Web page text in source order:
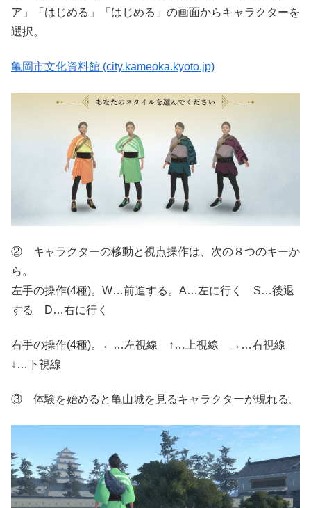
ア」「はじめる」「はじめる」の画面からキャラクターを
選択。
亀岡市文化資料館 (city.kameoka.kyoto.jp)
② キャラクターの移動と視点操作は、次の８つのキーか
ら。
左手の操作(4種)。W…前進する。A…左に行く S…後退
する D…右に行く
右手の操作(4種)。←…左視線 ↑…上視線 →…右視線
↓…下視線
③ 体験を始めると亀山城を見るキャラクターが現れる。